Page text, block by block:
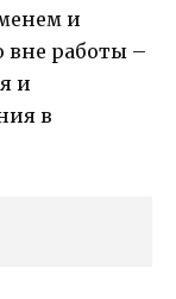
и
вне работы –
и
в